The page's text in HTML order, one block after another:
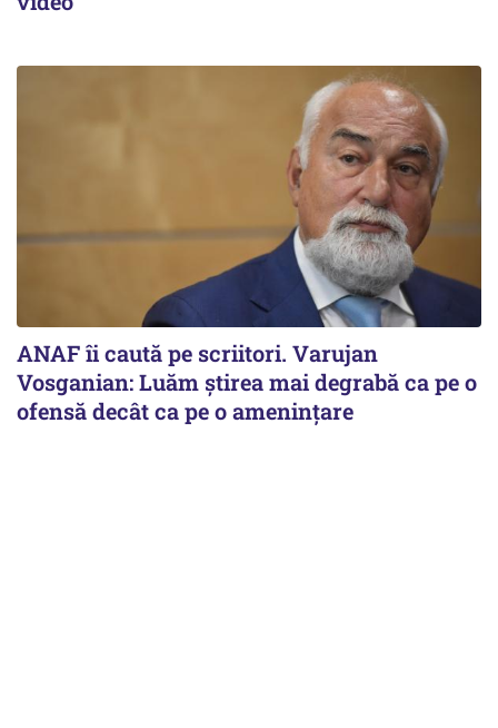
ANAF îi caută pe scriitori. Varujan
Vosganian: Luăm știrea mai degrabă ca pe o
ofensă decât ca pe o amenințare